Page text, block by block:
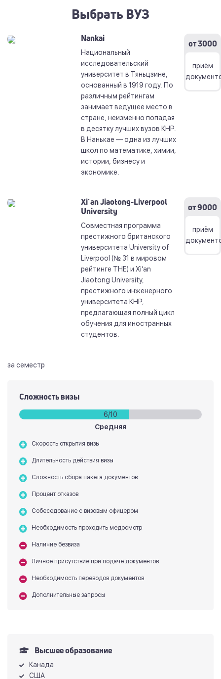
Сложность визы
6/10
Средняя
Скорость открытия визы
Длительность действия визы
Сложность сбора пакета документов
Процент отказов
Собеседование с визовым офицером
Необходимость проходить медосмотр
Наличие безвиза
Личное присутствие при подаче документов
Необходимость переводов документов
Дополнительные запросы
Высшее образование
Канада
США
Выбрать ВУЗ
Nankai
Национальный
исследовательский
университет в Тяньцзине,
основанный в 1919 году. По
различным рейтингам
занимает ведущее место в
стране, неизменно попадая
в десятку лучших вузов КНР.
В Нанькае — одна из лучших
школ по математике, химии,
истории, бизнесу и
экономике.
от 3000
приём
Xi´an Jiaotong-Liverpool
University
Совместная программа
престижного британского
университета University of
Liverpool (№ 31 в мировом
рейтинге THE) и Xi’an
Jiaotong University,
престижного инженерного
университета КНР,
предлагающая полный цикл
обучения для иностранных
студентов.
от 9000
приём
за семестр